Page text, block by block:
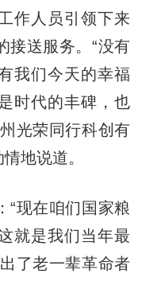
作人员引领下来
接送服务。“没有
我们今天的幸福
时代的丰碑，也
光荣同行科创有
地说道。
现在咱们国家粮
就是我们当年最
了老一辈革命者